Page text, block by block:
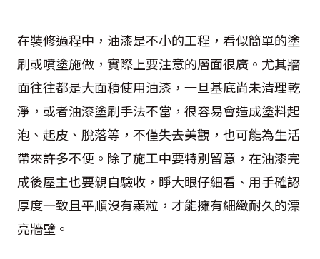
在裝修過程中，油漆是不小的工程，看似簡單的塗
刷或噴塗施做，實際上要注意的層面很廣。尤其牆
面往往都是大面積使用油漆，一旦基底尚未清理乾
淨，或者油漆塗刷手法不當，很容易會造成塗料起
泡、起皮、脫落等，不僅失去美觀，也可能為生活
帶來許多不便。除了施工中要特別留意，在油漆完
成後屋主也要親自驗收，睜大眼仔細看、用手確認
厚度一致且平順沒有顆粒，才能擁有細緻耐久的漂
亮牆壁。